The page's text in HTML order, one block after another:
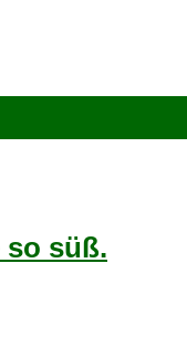
so süß.